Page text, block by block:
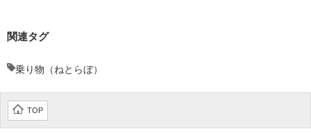
関連タグ
乗り物（ねとらぼ）
TOP